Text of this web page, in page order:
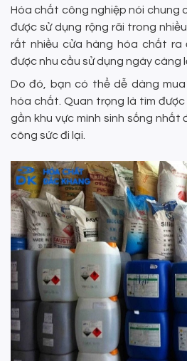
Hóa chất công nghiệp nói chung
được sử dụng rộng rãi trong
rất nhiều cửa hàng hóa chất ra
được nhu cầu sử dụng ngày càng
Do đó, bạn có thể dễ dàng
hóa chất. Quan trọng là tìm
gần khu vực mình sinh sống nhất
công sức đi lại.